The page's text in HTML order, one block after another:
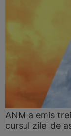
ANM a emis
cursul zilei de